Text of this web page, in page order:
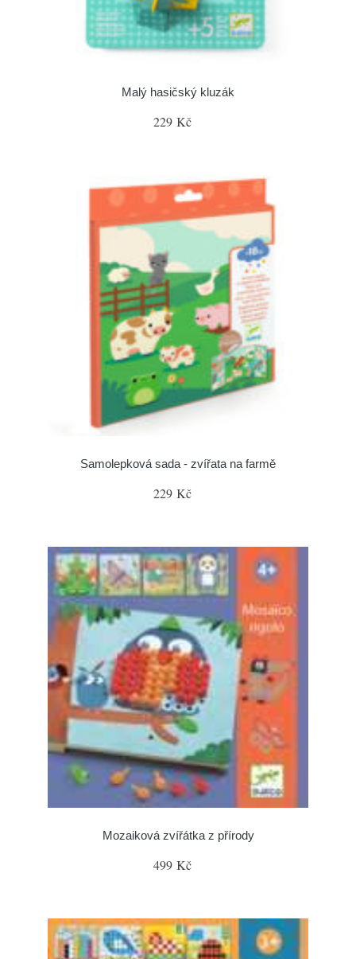
Malý hasičský kluzák
229 Kč
Samolepková sada - zvířata na farmě
229 Kč
Mozaiková zvířátka z přírody
499 Kč